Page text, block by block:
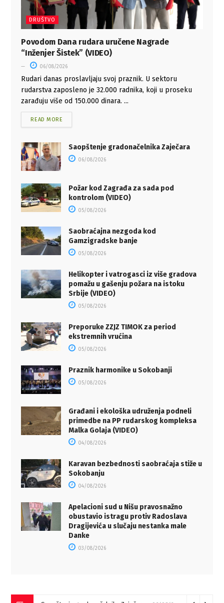
DRUŠTVO
Povodom Dana rudara uručene Nagrade
“Inženjer Šistek” (VIDEO)
06/08/2026
Rudari danas proslavljaju svoj praznik. U sektoru
rudarstva zaposleno je 32.000 radnika, koji u proseku
zarađuju više od 150.000 dinara. ...
READ MORE
Saopštenje gradonačelnika Zaječara
06/08/2026
Požar kod Zagrađa za sada pod
kontrolom (VIDEO)
05/08/2026
Saobraćajna nezgoda kod
Gamzigradske banje
05/08/2026
Helikopter i vatrogasci iz više gradova
pomažu u gašenju požara na istoku
Srbije (VIDEO)
05/08/2026
Preporuke ZZJZ TIMOK za period
ekstremnih vrućina
05/08/2026
Praznik harmonike u Sokobanji
05/08/2026
Građani i ekološka udruženja podneli
primedbe na PP rudarskog kompleksa
Malka Golaja (VIDEO)
04/08/2026
Karavan bezbednosti saobraćaja stiže u
Sokobanju
04/08/2026
Apelacioni sud u Nišu pravosnažno
obustavio istragu protiv Radoslava
Dragijevića u slučaju nestanka male
Danke
03/08/2026